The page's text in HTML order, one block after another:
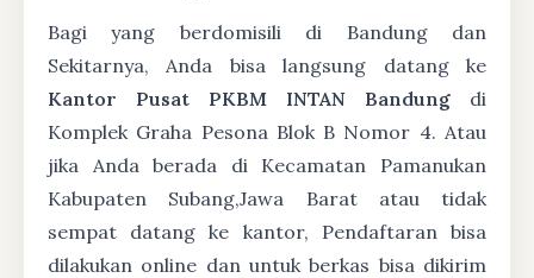
Bagi yang berdomisili di Bandung dan
Sekitarnya, Anda bisa langsung datang ke
Kantor Pusat PKBM INTAN Bandung di
Komplek Graha Pesona Blok B Nomor 4. Atau
jika Anda berada di Kecamatan Pamanukan
Kabupaten Subang,Jawa Barat atau tidak
sempat datang ke kantor, Pendaftaran bisa
dilakukan online dan untuk berkas bisa dikirim